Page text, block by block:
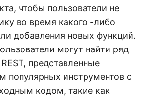
чтобы пользователи не
во время какого -либо
добавления новых функций.
могут найти ряд
представленные
популярных инструментов с
кодом, такие как